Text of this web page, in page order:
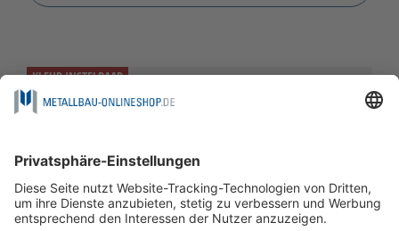
KLEUR INSTELBAAR
EVENTUEEL MET POST